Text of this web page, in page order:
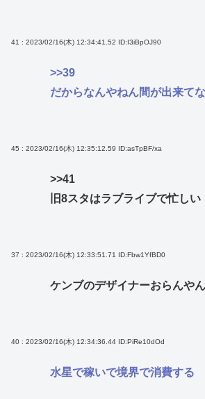
41 : 2023/02/16(木) 12:34:41.52 ID:I3iBpOJ90
>>39
だからなんやねん間が出来て
45 : 2023/02/16(木) 12:35:12.59 ID:asTpBF/xa
>>41
旧8スタはラブライブで忙しい
37 : 2023/02/16(木) 12:33:51.71 ID:Fbw1YfBD0
ケンブのデザイナーおらんや
40 : 2023/02/16(木) 12:34:36.44 ID:PiRe10dOd
水星で稼いで境界で消費する